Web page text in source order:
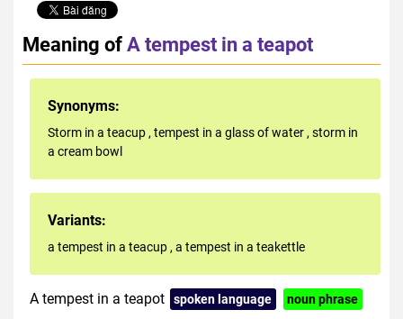
Meaning ofA tempest in a teapot
Synonyms:
Storm in a teacup , tempest in a glass of water , storm in
a cream bowl
Variants:
a tempest in a teacup , a tempest in a teakettle
A tempest in a teapot spoken language noun phrase